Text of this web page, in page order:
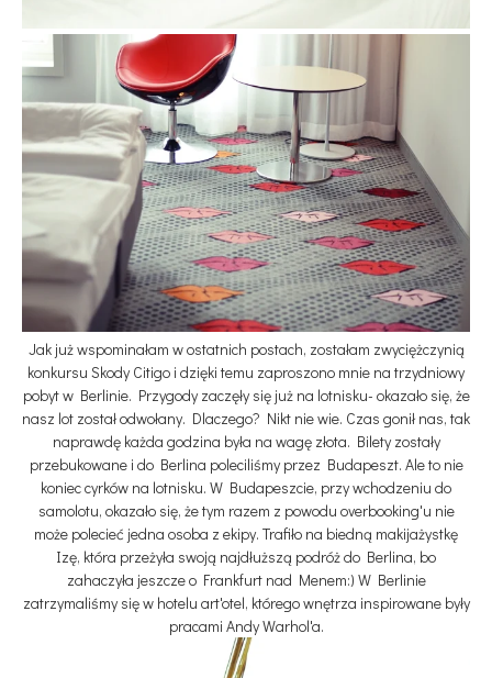
Jak już wspominałam w ostatnich postach, zostałam zwyciężczynią
konkursu Skody Citigo i dzięki temu zaproszono mnie na trzydniowy
pobyt w Berlinie. Przygody zaczęły się już na lotnisku- okazało się, że
nasz lot został odwołany. Dlaczego? Nikt nie wie. Czas gonił nas, tak
naprawdę każda godzina była na wagę złota. Bilety zostały
przebukowane i do Berlina poleciliśmy przez Budapeszt. Ale to nie
koniec cyrków na lotnisku. W Budapeszcie, przy wchodzeniu do
samolotu, okazało się, że tym razem z powodu overbooking'u nie
może polecieć jedna osoba z ekipy. Trafiło na biedną makijażystkę
Izę, która przeżyła swoją najdłuższą podróż do Berlina, bo
zahaczyła jeszcze o Frankfurt nad Menem:) W Berlinie
zatrzymaliśmy się w hotelu art'otel, którego wnętrza inspirowane były
pracami Andy Warhol'a.